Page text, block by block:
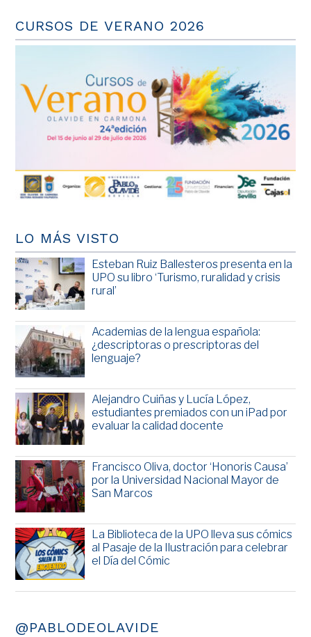
CURSOS DE VERANO 2026
LO MÁS VISTO
Esteban Ruiz Ballesteros presenta en la
UPO su libro ‘Turismo, ruralidad y crisis
rural’
Academias de la lengua española:
¿descriptoras o prescriptoras del
lenguaje?
Alejandro Cuiñas y Lucía López,
estudiantes premiados con un iPad por
evaluar la calidad docente
Francisco Oliva, doctor ‘Honoris Causa’
por la Universidad Nacional Mayor de
San Marcos
La Biblioteca de la UPO lleva sus cómics
al Pasaje de la Ilustración para celebrar
el Día del Cómic
@PABLODEOLAVIDE